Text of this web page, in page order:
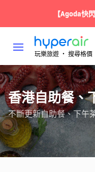
【Agoda快
玩樂旅遊 ‧ 搜尋格價
香港自助餐、
不斷更新自助餐、下午